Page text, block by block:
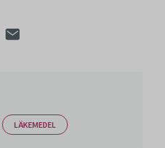
LÄKEMEDEL